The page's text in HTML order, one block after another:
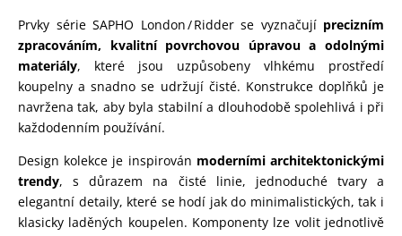
Prvky série SAPHO London / Ridder se vyznačují precizním
zpracováním, kvalitní povrchovou úpravou a odolnými
materiály, které jsou uzpůsobeny vlhkému prostředí
koupelny a snadno se udržují čisté. Konstrukce doplňků je
navržena tak, aby byla stabilní a dlouhodobě spolehlivá i při
každodenním používání.
Design kolekce je inspirován moderními architektonickými
trendy, s důrazem na čisté linie, jednoduché tvary a
elegantní detaily, které se hodí jak do minimalistických, tak i
klasicky laděných koupelen. Komponenty lze volit jednotlivě